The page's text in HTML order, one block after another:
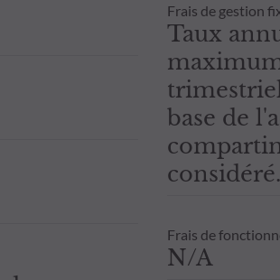
Frais de gestion
Taux
base de
considéré.
Frais de
N/A